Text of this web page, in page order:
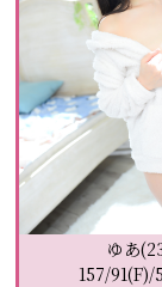
ゆあ
157/91(F)/